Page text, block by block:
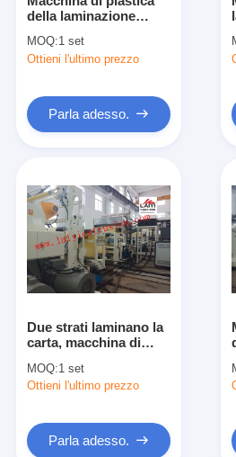
Macchina ricoprente della
Macchina di laminazione
macchina di laminazione del film
macchina di plastica della
Macchina di rivestimento
macchina di rivestimento di
Il doppio ha parteggiato
della laminazione
automatico di
rendimento elevato
bianco ed in blu
MOQ:1 set
Ottieni l'ultimo prezzo
Parla adesso.
Due strati laminano la
carta, macchina di
industriale asciutta del
film
MOQ:1 set
Ottieni l'ultimo prezzo
Parla adesso.